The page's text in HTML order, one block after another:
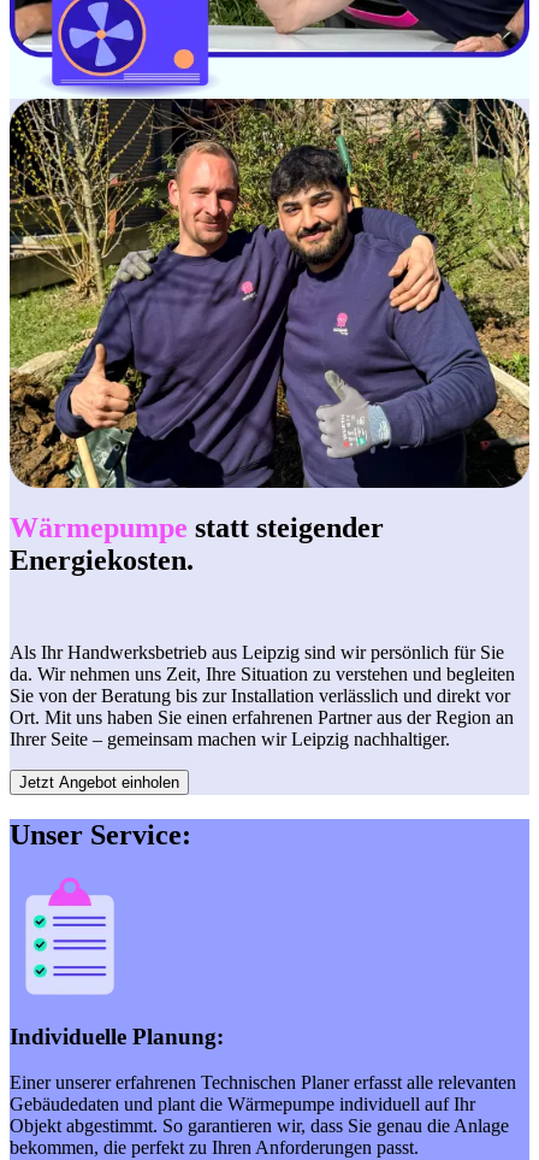
Wärmepumpe statt steigender
Energiekosten.
Als Ihr Handwerksbetrieb aus Leipzig sind wir persönlich für Sie
da. Wir nehmen uns Zeit, Ihre Situation zu verstehen und begleiten
Sie von der Beratung bis zur Installation verlässlich und direkt vor
Ort. Mit uns haben Sie einen erfahrenen Partner aus der Region an
Ihrer Seite – gemeinsam machen wir Leipzig nachhaltiger.
Jetzt Angebot einholen
Unser Service:
Individuelle Planung:
Einer unserer erfahrenen Technischen Planer erfasst alle relevanten
Gebäudedaten und plant die Wärmepumpe individuell auf Ihr
Objekt abgestimmt. So garantieren wir, dass Sie genau die Anlage
bekommen, die perfekt zu Ihren Anforderungen passt.